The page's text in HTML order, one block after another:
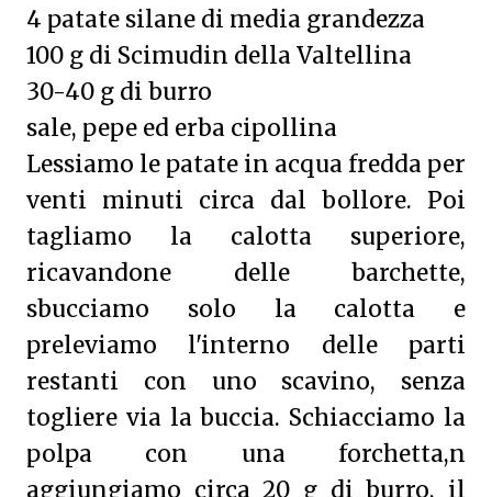
4 patate silane di media grandezza
100 g di Scimudin della Valtellina
30-40 g di burro
sale, pepe ed erba cipollina
Lessiamo le patate in acqua fredda per
venti minuti circa dal bollore. Poi
tagliamo la calotta superiore,
ricavandone delle barchette,
sbucciamo solo la calotta e
preleviamo l'interno delle parti
restanti con uno scavino, senza
togliere via la buccia. Schiacciamo la
polpa con una forchetta,n
aggiungiamo circa 20 g di burro, il